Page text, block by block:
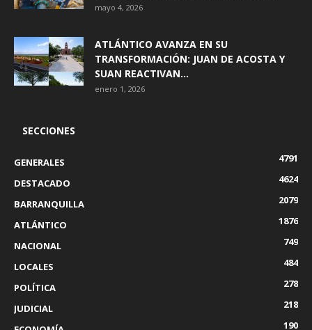
mayo 4, 2026
ATLÁNTICO AVANZA EN SU
TRANSFORMACIÓN: JUAN DE ACOSTA Y
SUAN REACTIVAN...
enero 1, 2026
SECCIONES
GENERALES
4791
DESTACADO
4624
BARRANQUILLA
2079
ATLÁNTICO
1876
NACIONAL
749
LOCALES
484
POLÍTICA
278
JUDICIAL
218
190